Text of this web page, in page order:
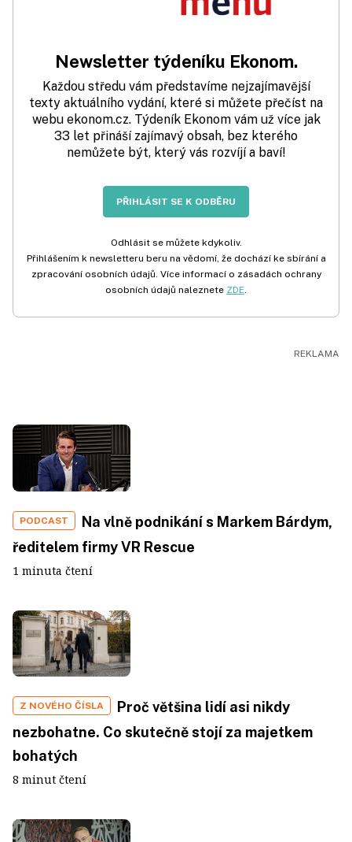
Newsletter týdeníku Ekonom.
Každou středu vám představíme nejzajímavější
texty aktuálního vydání, které si můžete přečíst na
webu ekonom.cz. Týdeník Ekonom vám už více jak
33 let přináší zajímavý obsah, bez kterého
nemůžete být, který vás rozvíjí a baví!
PŘIHLÁSIT SE K ODBĚRU
Odhlásit se můžete kdykoliv.
Přihlášením k newsletteru beru na vědomí, že dochází ke sbírání a
zpracování osobních údajů. Více informací o zásadách ochrany
osobních údajů naleznete ZDE.
PODCAST
Na vlně podnikání s Markem Bárdym,
ředitelem firmy VR Rescue
1 minuta čtení
Z NOVÉHO ČÍSLA
Proč většina lidí asi nikdy
nezbohatne. Co skutečně stojí za majetkem
bohatých
8 minut čtení